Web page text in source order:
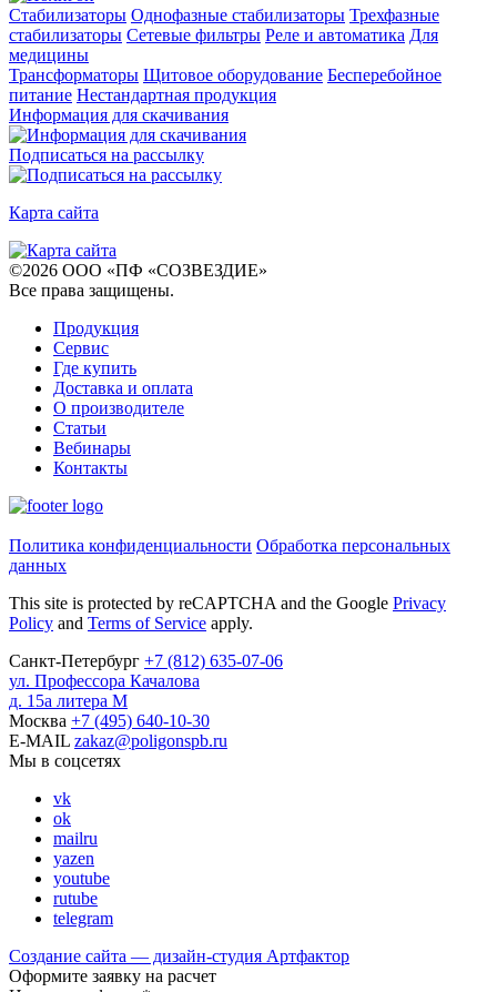
Стабилизаторы Однофазные стабилизаторы Трехфазные
стабилизаторы Сетевые фильтры Реле и автоматика Для
медицины
Трансформаторы Щитовое оборудование Бесперебойное
питание Нестандартная продукция
Информация для скачивания
Подписаться на рассылку
Карта сайта
©2026 ООО «ПФ «СОЗВЕЗДИЕ»
Все права защищены.
Продукция
Сервис
Где купить
Доставка и оплата
О производителе
Статьи
Вебинары
Контакты
Политика конфиденциальности Обработка персональных
данных
This site is protected by reCAPTCHA and the Google Privacy
Policy and Terms of Service apply.
Санкт-Петербург +7 (812) 635-07-06
ул. Профессора Качалова
д. 15а литера М
Москва +7 (495) 640-10-30
E-MAIL zakaz@poligonspb.ru
Мы в соцсетях
vk
ok
mailru
yazen
youtube
rutube
telegram
Создание сайта — дизайн-студия Артфактор
Оформите заявку на расчет